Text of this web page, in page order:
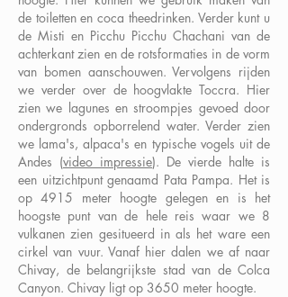
de toiletten en coca theedrinken. Verder kunt u
de Misti en Picchu Picchu Chachani van de
achterkant zien en de rotsformaties in de vorm
van bomen aanschouwen. Vervolgens rijden
we verder over de hoogvlakte Toccra. Hier
zien we lagunes en stroompjes gevoed door
ondergronds opborrelend water. Verder zien
we lama's, alpaca's en typische vogels uit de
Andes (video impressie). De vierde halte is
een uitzichtpunt genaamd Pata Pampa. Het is
op 4915 meter hoogte gelegen en is het
hoogste punt van de hele reis waar we 8
vulkanen zien gesitueerd in als het ware een
cirkel van vuur. Vanaf hier dalen we af naar
Chivay, de belangrijkste stad van de Colca
Canyon. Chivay ligt op 3650 meter hoogte.